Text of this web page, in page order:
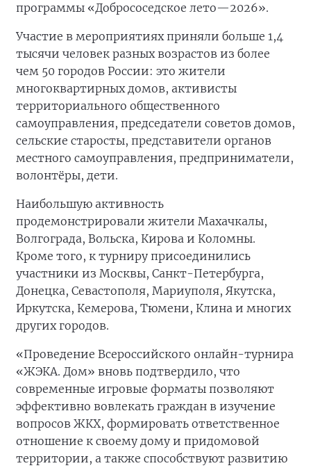
программы «Добрососедское лето—2026».
Участие в мероприятиях приняли больше 1,4
тысячи человек разных возрастов из более
чем 50 городов России: это жители
многоквартирных домов, активисты
территориального общественного
самоуправления, председатели советов домов,
сельские старосты, представители органов
местного самоуправления, предприниматели,
волонтёры, дети.
Наибольшую активность
продемонстрировали жители Махачкалы,
Волгограда, Вольска, Кирова и Коломны.
Кроме того, к турниру присоединились
участники из Москвы, Санкт-Петербурга,
Донецка, Севастополя, Мариуполя, Якутска,
Иркутска, Кемерова, Тюмени, Клина и многих
других городов.
«Проведение Всероссийского онлайн-турнира
«ЖЭКА. Дом» вновь подтвердило, что
современные игровые форматы позволяют
эффективно вовлекать граждан в изучение
вопросов ЖКХ, формировать ответственное
отношение к своему дому и придомовой
территории, а также способствуют развитию